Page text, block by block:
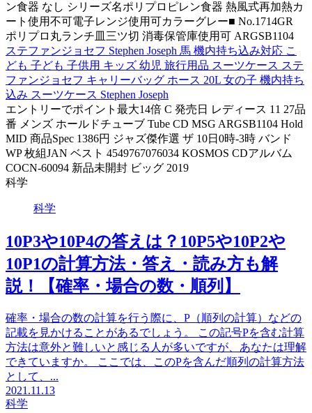
ン食器 なし シリーズ名ポリプロピレン食器 熱風式再加熱カ
ート使用不可電子レンジ使用可カラーグレー■ No.1714GR
ポリプロ丸ランチ皿三ツ切 消毒保管庫使用可 ARGSB1104
ステファンジョセフ Stephen Joseph 馬 機内持ち込み対応 こ
ども 子ども 子供用 キッズ 幼児 旅行用品 スーツケース ステ
ファンジョセフ キャリーバッグ ホース 20L 女の子 機内持ち
込み スーツケース Stephen Joseph
エントリーでポイント最大14倍 C 発売日 レディース 11 27品
番 メンズ ホールドチューブ Tube CD MSG ARGSB1104 Hold
MID 商品Spec 1386円 ジャズ傑作選 ザ 10日0時-3時 バンド
WP 枚組JAN ベスト 4549767076034 KOSMOS CDアルバム
COCN-60094 新品未開封 ビッグ 2019
科学
科学
10P3や10P4の答えは？10P5や10P2や
10P1の計算方法・答え・読み方も解
説！【確率・場合の数・順列】
確率・場合の数の計算を行う際に、P（順列の計算）などの
記載を見かけることがあるでしょう。 この記号Pを含む計算
方法は意外と難しいと感じる人が多いですが、あなたは理解
できていますか。 ここでは、このPを含んだ順列の計算方法
として、...
2021.11.13
科学